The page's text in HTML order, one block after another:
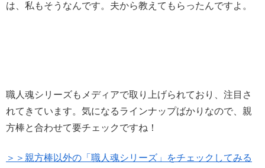
は、私もそうなんです。夫から教えてもらったんですよ。
職人魂シリーズもメディアで取り上げられており、注目さ
れてきています。気になるラインナップばかりなので、親
方棒と合わせて要チェックですね！
＞＞親方棒以外の「職人魂シリーズ」をチェックしてみる